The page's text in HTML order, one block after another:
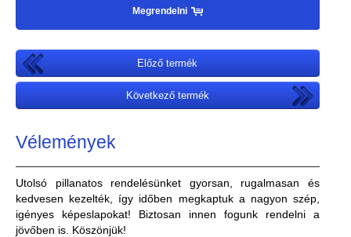
Megrendelni
Előző termék
Következő termék
Vélemények
Utolsó pillanatos rendelésünket gyorsan, rugalmasan és
kedvesen kezelték, így időben megkaptuk a nagyon szép,
igényes képeslapokat! Biztosan innen fogunk rendelni a
jövőben is. Köszönjük!